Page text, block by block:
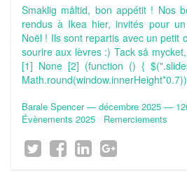
Smaklig måltid, bon appétit ! Nos
rendus à Ikea hier, invités pour
Noël ! Ils sont repartis avec un petit
sourire aux lèvres :) Tack så
[1] None [2] (function () {
Barale Spencer— décembre 2025 —
Évènements 2025
Remerciements